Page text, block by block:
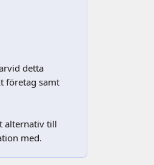
detta
företag samt
alternativ till
med.